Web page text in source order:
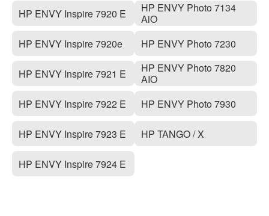
HP ENVY Inspire 7920 E
HP ENVY Inspire 7920e
HP ENVY Inspire 7921 E
HP ENVY Inspire 7922 E
HP ENVY Inspire 7923 E
HP ENVY Inspire 7924 E
HP ENVY Photo 7134
AiO
HP ENVY Photo 7230
HP ENVY Photo 7820
AIO
HP ENVY Photo 7930
HP TANGO / X